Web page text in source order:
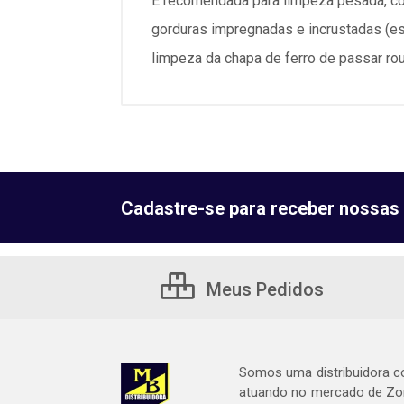
gorduras impregnadas e incrustadas
limpeza da chapa de ferro de passar
Cadastre-se para receber
Meus Pedidos
Somos uma distribuidora
atuando no mercado de